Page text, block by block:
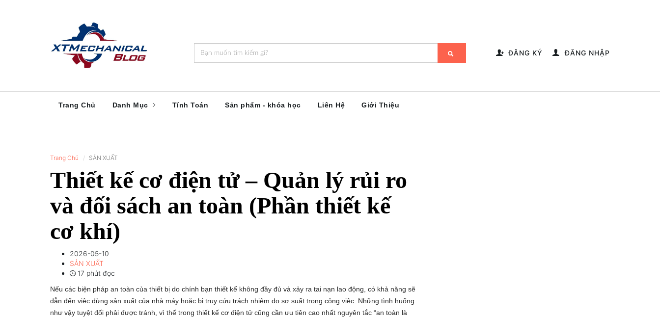
ĐĂNG KÝ ĐĂNG NHẬP
Trang Chủ Danh Mục Tính Toán Sản phẩm - khóa học Liên Hệ Giới Thiệu
Trang Chủ SẢN XUẤT
Thiết kế cơ điện tử – Quản lý rủi ro
và đối sách an toàn (Phần thiết kế
cơ khí)
2026-05-10
SẢN XUẤT
17 phút đọc
Nếu các biện pháp an toàn của thiết bị do chính bạn thiết kế không đầy đủ và xảy ra tai nạn lao động, có khả năng sẽ
dẫn đến việc dừng sản xuất của nhà máy hoặc bị truy cứu trách nhiệm do sơ suất trong công việc. Những tình huống
như vậy tuyệt đối phải được tránh, vì thế trong thiết kế cơ điện tử cũng cần ưu tiên cao nhất nguyên tắc “an toàn là